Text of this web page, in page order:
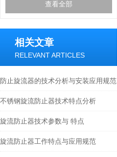
查看全部
相关文章
RELEVANT ARTICLES
防止旋流器的技术分析与安装应用规范
不锈钢旋流防止器技术特点分析
旋流防止器技术参数与 特点
旋流防止器工作特点与应用规范